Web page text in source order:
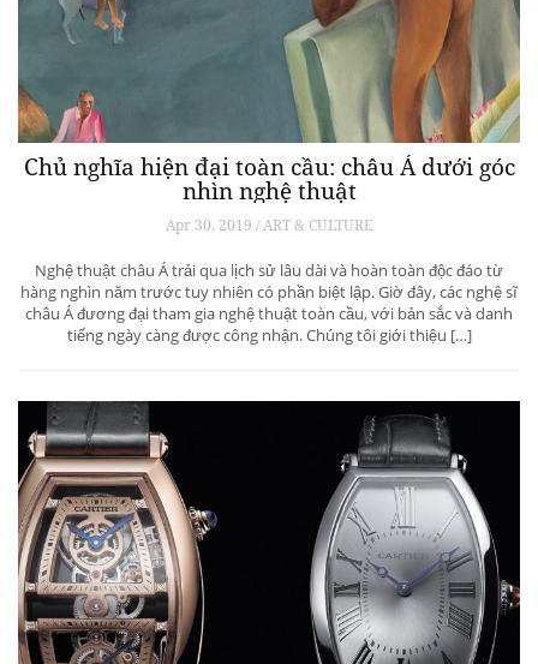
Chủ nghĩa hiện đại toàn cầu: châu Á dưới góc
nhìn nghệ thuật
Apr 30, 2019 / ART & CULTURE
Nghệ thuật châu Á trải qua lịch sử lâu dài và hoàn toàn độc đáo từ
hàng nghìn năm trước tuy nhiên có phần biệt lập. Giờ đây, các nghệ sĩ
châu Á đương đại tham gia nghệ thuật toàn cầu, với bản sắc và danh
tiếng ngày càng được công nhận. Chúng tôi giới thiệu […]